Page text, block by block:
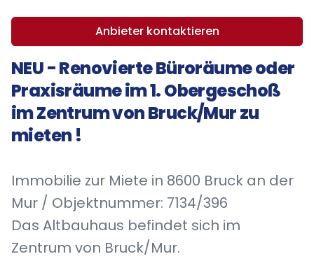
Anbieter kontaktieren
NEU - Renovierte Büroräume oder
Praxisräume im 1. Obergeschoß
im Zentrum von Bruck/Mur zu
mieten !
Immobilie zur Miete in 8600 Bruck an der
Mur / Objektnummer: 7134/396
Das Altbauhaus befindet sich im
Zentrum von Bruck/Mur.